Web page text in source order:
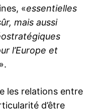
«essentielles
mais aussi
l’Europe et
».
les relations entre
d’être